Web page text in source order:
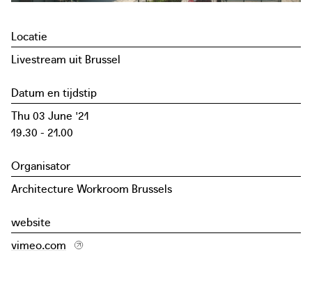
Locatie
Livestream uit Brussel
Datum en tijdstip
Thu 03 June '21
19.30 - 21.00
Organisator
Architecture Workroom Brussels
website
vimeo.com